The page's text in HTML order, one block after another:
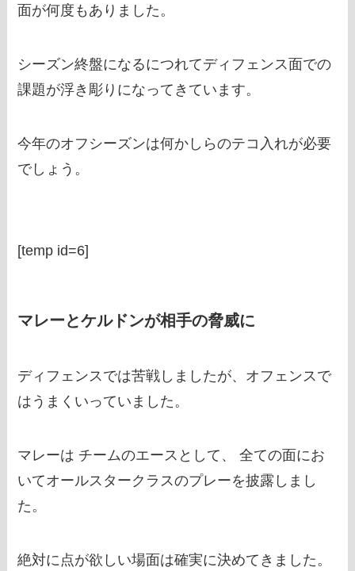
面が何度もありました。
シーズン終盤になるにつれてディフェンス面での
課題が浮き彫りになってきています。
今年のオフシーズンは何かしらのテコ入れが必要
でしょう。
[temp id=6]
マレーとケルドンが相手の脅威に
ディフェンスでは苦戦しましたが、オフェンスで
はうまくいっていました。
マレーは チームのエースとして、 全ての面にお
いてオールスタークラスのプレーを披露しまし
た。
絶対に点が欲しい場面は確実に決めてきました。